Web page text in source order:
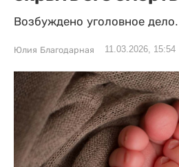
Возбуждено уголовное дело.
Юлия Благодарная 11.03.2026, 15:54